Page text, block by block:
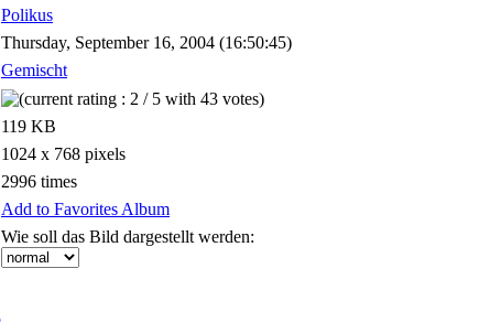
Polikus
Thursday, September 16, 2004 (16:50:45)
Gemischt
119 KB
1024 x 768 pixels
2996 times
Add to Favorites Album
Wie soll das Bild dargestellt werden: